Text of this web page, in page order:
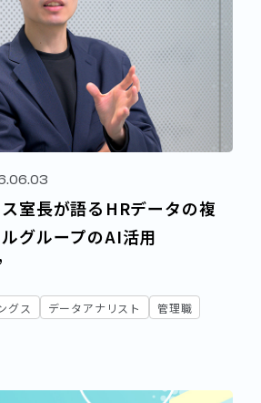
室長が語る――HRデータの複
グループのAI活用
グス データアナリスト
管理職